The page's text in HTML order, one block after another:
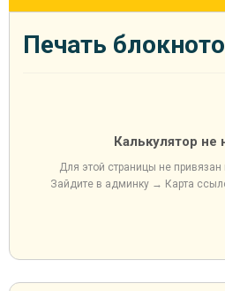
Печать
Калькулятор не
Для этой страницы не привязан
Зайдите в админку → Карта